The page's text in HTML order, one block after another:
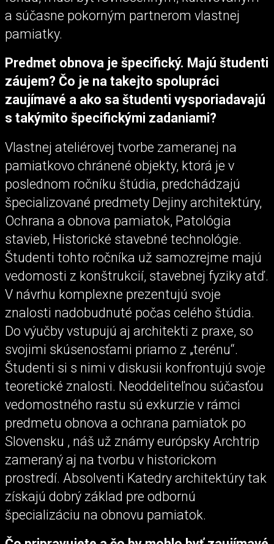
a súčasne pokorným partnerom vlastnej
pamiatky.
Predmet obnova je špecifický. Majú študenti
záujem? Čo je na takejto spolupráci
zaujímavé a ako sa študenti vysporiadavajú
s takýmito špecifickými zadaniami?
Vlastnej ateliérovej tvorbe zameranej na
pamiatkovo chránené objekty, ktorá je v
poslednom ročníku štúdia, predchádzajú
špecializované predmety Dejiny architektúry,
Ochrana a obnova pamiatok, Patológia
stavieb, Historické stavebné technológie.
Študenti tohto ročníka už samozrejme majú
vedomosti z konštrukcií, stavebnej fyziky atď.
V návrhu komplexne prezentujú svoje
znalosti nadobudnuté počas celého štúdia.
Do výučby vstupujú aj architekti z praxe, so
svojimi skúsenosťami priamo z „terénu“.
Študenti si s nimi v diskusii konfrontujú svoje
teoretické znalosti. Neoddeliteľnou súčasťou
vedomostného rastu sú exkurzie v rámci
predmetu obnova a ochrana pamiatok po
Slovensku , náš už známy európsky Archtrip
zameraný aj na tvorbu v historickom
prostredí. Absolventi Katedry architektúry tak
získajú dobrý základ pre odbornú
špecializáciu na obnovu pamiatok.